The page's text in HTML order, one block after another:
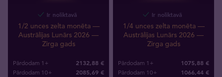
Ir noliktavā
1/2 unces zelta monēta —
Austrālijas Lunārs 2026 —
Zirga gads
Pārdodam 1+ 2132,88 €
Pārdodam 10+ 2085,69 €
Ir noliktavā
1/4 unces zelta monēta —
Austrālijas Lunārs 2026 —
Zirga gads
Pārdodam 1+ 1075,88 €
Pārdodam 10+ 1066,44 €